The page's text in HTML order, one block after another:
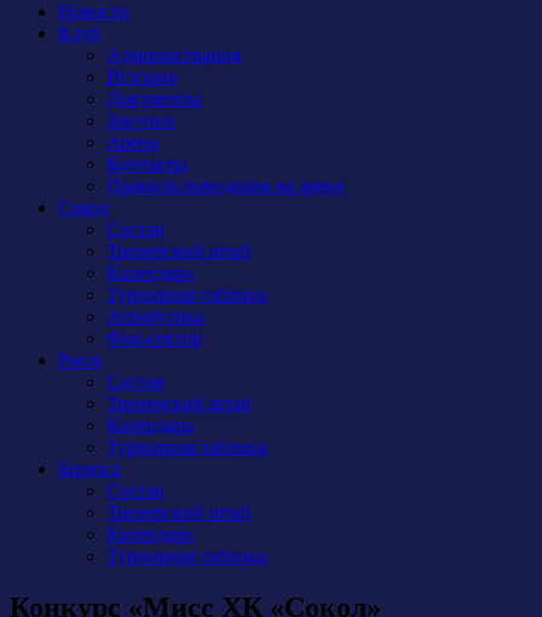
Новости
Клуб
Администрация
История
Документы
Закупки
Арена
Контакты
Правила поведения на арене
Сокол
Состав
Тренерский штаб
Календарь
Турнирная таблица
Атрибутика
Фан-сектор
Рыси
Состав
Тренерский штаб
Календарь
Турнирная таблица
Бирюса
Состав
Тренерский штаб
Календарь
Турнирная таблица
Конкурс «Мисс ХК «Сокол»